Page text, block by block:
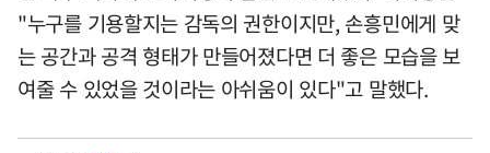
"누구를 기용할지는 감독의 권한이지만, 손흥민에게 맞
는 공간과 공격 형태가 만들어졌다면 더 좋은 모습을 보
여줄 수 있었을 것이라는 아쉬움이 있다"고 말했다.